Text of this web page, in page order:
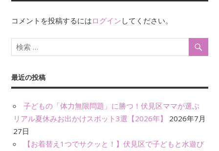
シ
ン
コメントを投稿するには ログイン してください。
最近の投稿
子どもの「体力無限問題」に勝つ！伏見区ママが選ぶ
リアル夏休みお出かけスポット3選【2026年】
2026年7月
27日
【お着替え1つでサクッと！】伏見区で子どもと水遊び